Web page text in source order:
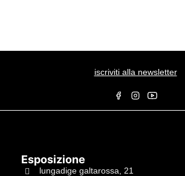
iscriviti alla newsletter
Esposizione
lungadige galtarossa, 21